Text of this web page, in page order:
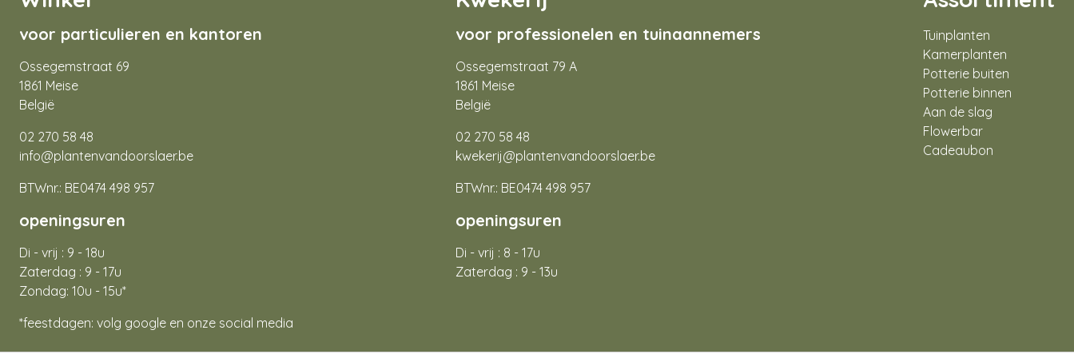
voor particulieren en kantoren
Ossegemstraat 69
1861 Meise
België
02 270 58 48
info@plantenvandoorslaer.be
BTWnr.: BE0474 498 957
openingsuren
Di - vrij : 9 - 18u
Zaterdag : 9 - 17u
Zondag: 10u - 15u*
*feestdagen: volg google en onze social media
voor professionelen en tuinaannemers
Ossegemstraat 79 A
1861 Meise
België
02 270 58 48
kwekerij@plantenvandoorslaer.be
BTWnr.: BE0474 498 957
openingsuren
Di - vrij : 8 - 17u
Zaterdag : 9 - 13u
Tuinplanten
Kamerplanten
Potterie buiten
Potterie binnen
Aan de slag
Flowerbar
Cadeaubon